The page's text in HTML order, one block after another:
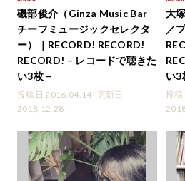
磯部俊介（Ginza Music Bar
チーフミュージックセレクタ
ー）｜RECORD! RECORD!
RECORD! – レコードで聴きた
い3枚 –
投稿日 2016.04.14 更新日
2018.12.28
大
／
い3
投